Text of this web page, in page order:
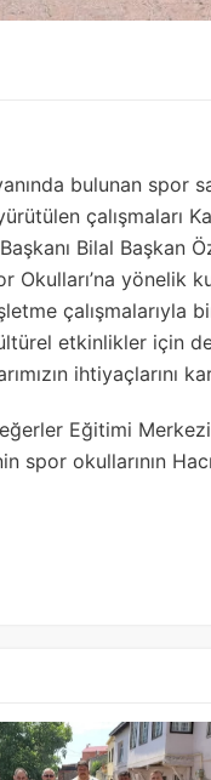
bulunan spor
Bilal Başkan
yönelik
çalışmalarıyla
etkinlikler için
ihtiyaçlarını
Eğitimi
okullarının